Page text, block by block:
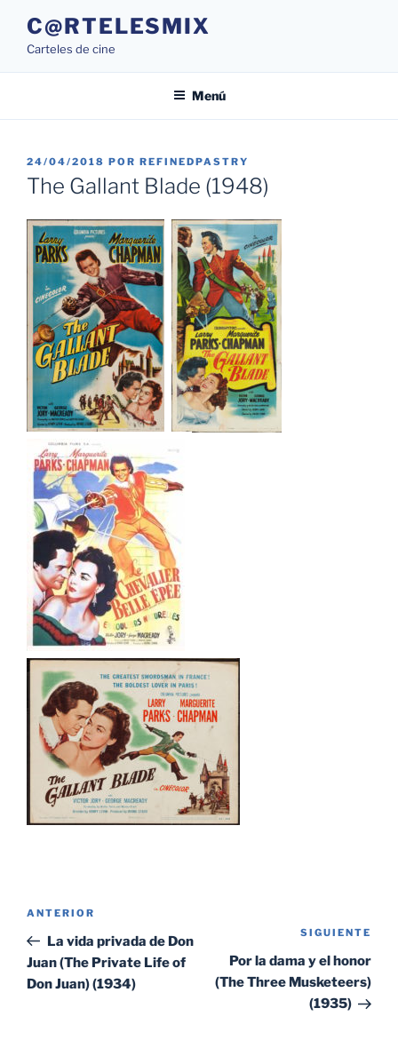
contenido
C@RTELESMIX
Carteles de cine
Menú
PUBLICADO
EL
24/04/2018 POR REFINEDPASTRY
The Gallant Blade (1948)
entradas
Entrada
anterior:
ANTERIOR
La vida privada de Don
Juan (The Private Life of
Don Juan) (1934)
SIGUIENTE
Por la dama y el honor
(The Three Musketeers)
(1935)